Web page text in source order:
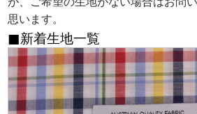
思います。
新着生地一覧